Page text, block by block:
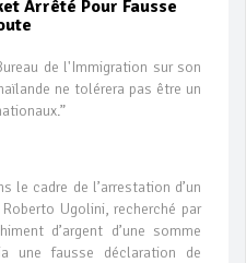
Arrêté Pour Fausse
de l'Immigration sur son
ne tolérera pas être un
le cadre de l’arrestation d’un
Ugolini, recherché par
d’argent d’une somme
une fausse déclaration de